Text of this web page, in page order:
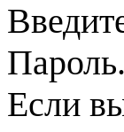
Пароль.
Если